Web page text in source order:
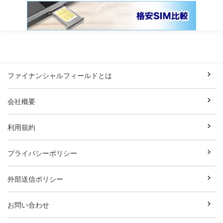
ファイナンシャルフィールドとは
会社概要
利用規約
プライバシーポリシー
外部送信ポリシー
お問い合わせ